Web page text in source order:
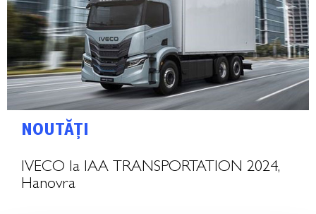
NOUTĂȚI
IVECO la IAA TRANSPORTATION 2024,
Hanovra